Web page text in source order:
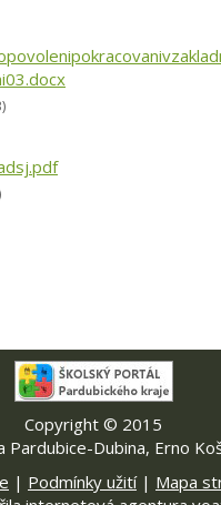
Copyright © 2015
Pardubice-Dubina, Erno
| Podmínky užití| Mapa